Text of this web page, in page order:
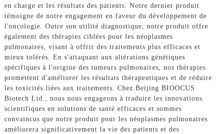
en charge et les résultats des patients. Notre dernier produit
témoigne de notre engagement en faveur du développement de
l'oncologie. Outre son utilité diagnostique, notre produit offre
également des thérapies ciblées pour les néoplasmes
pulmonaires, visant à offrir des traitements plus efficaces et
mieux tolérés. En s'attaquant aux altérations génétiques
spécifiques à l'origine des tumeurs pulmonaires, nos thérapies
promettent d'améliorer les résultats thérapeutiques et de réduire
les toxicités liées aux traitements. Chez Beijing BIOOCUS
Biotech Ltd., nous nous engageons à traduire les innovations
scientifiques en solutions de santé efficaces et sommes
convaincus que notre produit pour les néoplasmes pulmonaires
améliorera significativement la vie des patients et des